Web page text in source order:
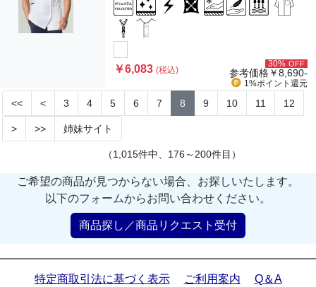
￥6,083(税込)
30% OFF
参考価格￥8,690-
1%ポイント 還元
<< < 3 4 5 6 7 8 9 10 11 12
> >> 姉妹サイト
（1,015件中、176～200件目）
ご希望の商品が見つからない場合、お探しいたします。
以下のフォームからお問い合わせください。
商品探し／商品リクエスト受付
特定商取引法に基づく表示 ご利用案内 Q＆A